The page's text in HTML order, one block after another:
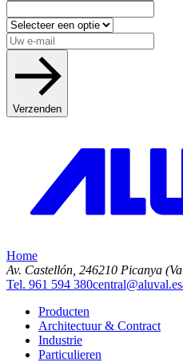
Verzenden
Home
Av. Castellón, 246210 Picanya
Tel. 961 594 380central@aluval.es
Producten
Architectuur & Contract
Industrie
Particulieren